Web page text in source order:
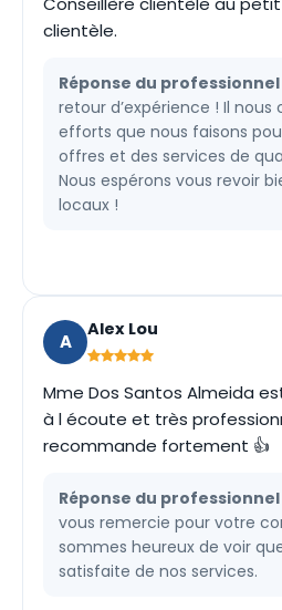
clientèle.
Réponse du professionnel
retour d’expérience ! Il
efforts que nous faisons
offres et des services de
Nous espérons vous revoir
locaux !
A
Alex Lou
Mme Dos Santos Almeida
à l écoute et très
recommande fortement 👍
Réponse du professionnel
vous remercie pour votre
sommes heureux de voir
satisfaite de nos services.